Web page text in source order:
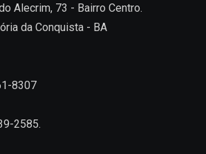
Alecrim, 73 - Bairro Centro.
da Conquista - BA
8307
2585.